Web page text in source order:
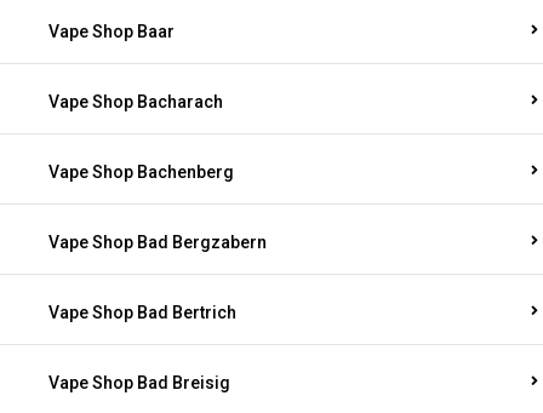
Vape Shop Baar
Vape Shop Bacharach
Vape Shop Bachenberg
Vape Shop Bad Bergzabern
Vape Shop Bad Bertrich
Vape Shop Bad Breisig